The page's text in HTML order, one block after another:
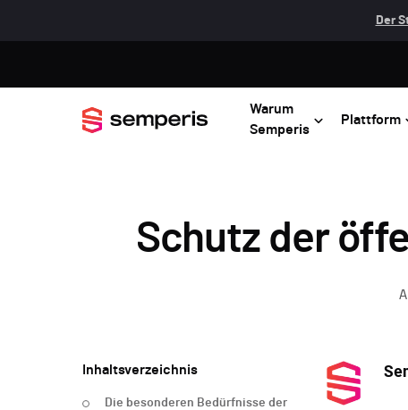
Der
Warum
Semperis
Plattform
Schutz der
Inhaltsverzeichnis
Die besonderen Bedürfnisse der